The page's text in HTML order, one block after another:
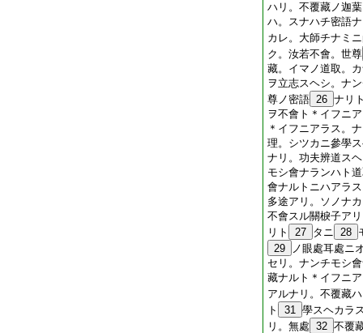
ハリ。不覆藏ノ迦
ハ。スナハチ密語
カレ。大師チナミ
ク。汝若不會。世尊
藏。イマノ道取。
ヲ立志スヘシ。ナ
尊ノ密語 26 ナリ
ヲ不會ト＊イフニ
＊イフニアラス。
理。シツカニ參學
ナリ。功夫辨道ス
モシ會ナランハト
會ナルトニハアラ
多途アリ。ソノナ
不會スル關棙子ア
リト
27 タニ 28
29
ノ眼處耳處ニ
セリ。ナンチモシ
藏ナルト＊イフニ
アルナリ。不覆藏
ト
31 學スヘカラ
リ。無處 32 不覆